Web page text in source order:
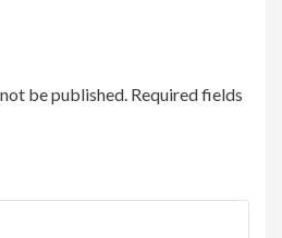
be published. Required fields